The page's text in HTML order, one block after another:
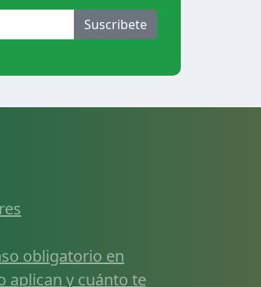
Suscribete
obligatorio en
aplican y cuánto te